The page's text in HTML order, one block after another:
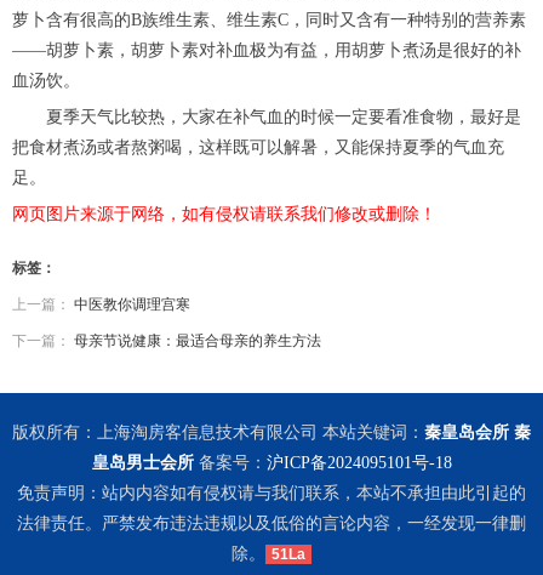
萝卜含有很高的B族维生素、维生素C，同时又含有一种特别的营养素
——胡萝卜素，胡萝卜素对补血极为有益，用胡萝卜煮汤是很好的补
血汤饮。
夏季天气比较热，大家在补气血的时候一定要看准食物，最好是
把食材煮汤或者熬粥喝，这样既可以解暑，又能保持夏季的气血充
足。
网页图片来源于网络，如有侵权请联系我们修改或删除！
标签：
上一篇： 中医教你调理宫寒
下一篇： 母亲节说健康：最适合母亲的养生方法
版权所有：上海淘房客信息技术有限公司 本站关键词： 秦皇岛会所 秦
皇岛男士会所备案号： 沪ICP备2024095101号-18
免责声明：站内内容如有侵权请与我们联系，本站不承担由此引起的
法律责任。严禁发布违法违规以及低俗的言论内容，一经发现一律删
除。
51La